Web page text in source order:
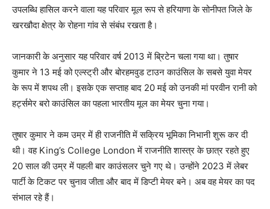
उपलब्धि हासिल करने वाला यह परिवार मूल रूप से हरियाणा के सोनीपत जिले के
खरखौदा क्षेत्र के रोहना गांव से संबंध रखता है।
जानकारी के अनुसार यह परिवार वर्ष 2013 में ब्रिटेन चला गया था। तुषार
कुमार ने 13 मई को एल्स्ट्री और बोरहमवुड टाउन काउंसिल के सबसे युवा मेयर
के रूप में शपथ ली। इसके एक सप्ताह बाद 20 मई को उनकी मां परवीन रानी को
हर्ट्समेर बरो काउंसिल का पहला भारतीय मूल का मेयर चुना गया।
तुषार कुमार ने कम उम्र में ही राजनीति में सक्रिय भूमिका निभानी शुरू कर दी
थी। वह King’s College London में राजनीति शास्त्र के छात्र रहते हुए
20 साल की उम्र में पहली बार काउंसलर चुने गए थे। उन्होंने 2023 में लेबर
पार्टी के टिकट पर चुनाव जीता और बाद में डिप्टी मेयर बने। अब वह मेयर का पद
संभाल रहे हैं।